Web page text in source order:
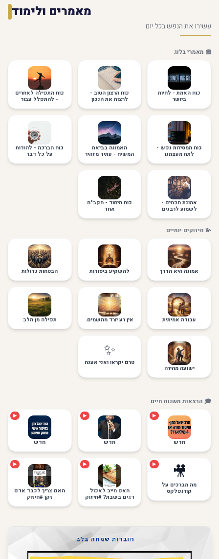
מאמרים ולימוד
עשירו את הנפש בכל יום
📰 מאמרי בלוג
כוח האמת - לחיות
ביושר
כוח הרצון הטוב -
לרצות את הנכון
כוח התפילה לאחרים
- להתפלל עבור
כוח המסירות נפש -
לתת מעצמנו
האמונה בביאת
המשיח - עתיד מזהיר
כוח הברכה - להודות
על כל דבר
אמונת חכמים -
לשמוע לרבנים
כוח היחוד - הקב"ה
אחד
💫 חיזוקים יומיים
אמונה היא הדרך להשקיע ביסודות הבטחות גדולות
עבודה אמיתית אין רע יורד מהשמים. תפילה מן הלב
ישועה מהירה
✨
טרם יקראו ואני אענה
🎓 הרצאות משנות חיים
▶
חדש
▶
חדש
▶
חדש
🎥
▶
מה מברכים על
קורנפלקס
▶
האם חייב לאכול
דגים בשבת? #חיזוק
▶
האם צריך לכבד אדם
זקן #חיזוק